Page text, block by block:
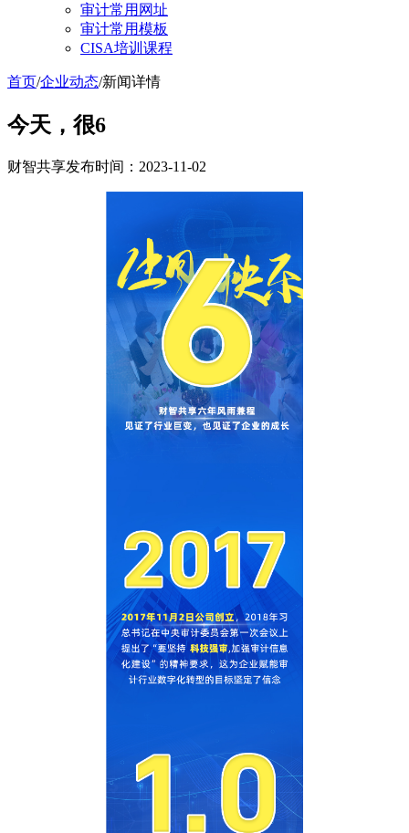
审计常用网址
审计常用模板
CISA培训课程
首页/企业动态/新闻详情
今天，很6
财智共享发布时间：2023-11-02